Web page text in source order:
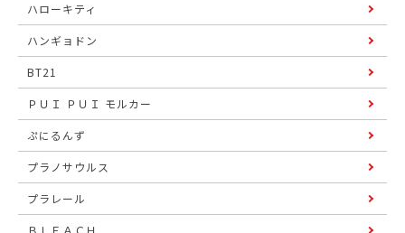
ハローキティ
ハンギョドン
BT21
ＰＵＩ ＰＵＩ モルカー
ぷにるんず
プラノサウルス
プラレール
ＢＬＥＡＣＨ